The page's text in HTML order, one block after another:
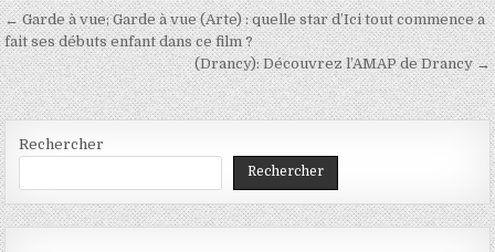
Navigation
de
l’article
← Garde à vue; Garde à vue (Arte) : quelle star d’Ici tout commence a
fait ses débuts enfant dans ce film ?
(Drancy): Découvrez l’AMAP de Drancy →
Rechercher
Rechercher